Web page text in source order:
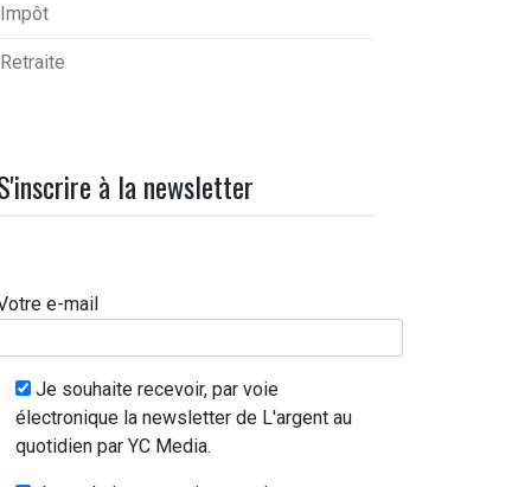
Impôt
Retraite
à la newsletter
e-mail
Je souhaite recevoir, par voie
électronique la newsletter de L'argent au
quotidien par YC Media.